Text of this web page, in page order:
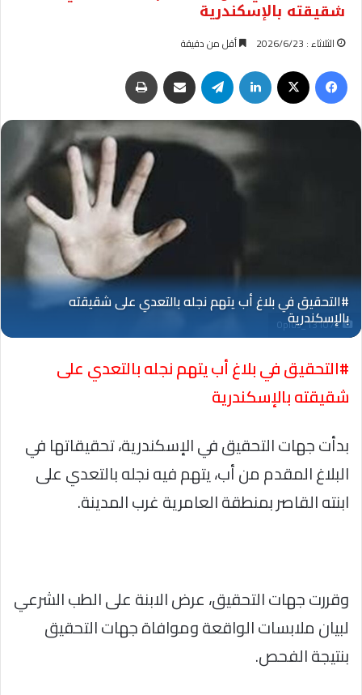
شقيقته بالإسكندرية
الثلاثاء : 2026/6/23 أقل من دقيقة
فيسبوك لينكدإن تيلقرام مشاركة عبر البريد
Oplus_131072
#التحقيق في بلاغ أب يتهم نجله بالتعدي على
شقيقته بالإسكندرية
بدأت جهات التحقيق في الإسكندرية، تحقيقاتها في
البلاغ المقدم من أب، يتهم فيه نجله بالتعدي على
ابنته القاصر بمنطقة العامرية غرب المدينة.
وقررت جهات التحقيق، عرض الابنة على الطب الشرعي
لبيان ملابسات الواقعة وموافاة جهات التحقيق
بنتيجة الفحص.